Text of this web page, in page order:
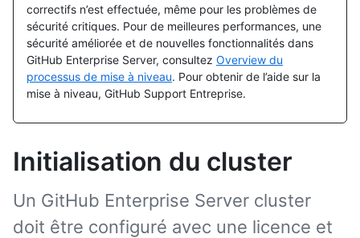
correctifs n’est effectuée, même pour les problèmes de
sécurité critiques. Pour de meilleures performances, une
sécurité améliorée et de nouvelles fonctionnalités dans
GitHub Enterprise Server, consultez Overview du
processus de mise à niveau. Pour obtenir de l’aide sur la
mise à niveau, GitHub Support Entreprise.
Initialisation du cluster
Un GitHub Enterprise Server cluster
doit être configuré avec une licence et